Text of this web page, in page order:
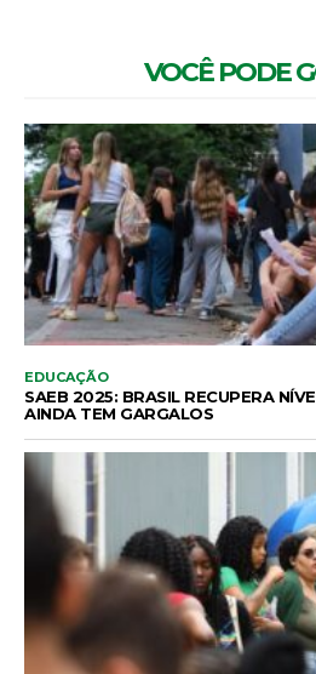
VOCÊ PODE
EDUCAÇÃO
SAEB 2025: BRASIL RECUPERA
AINDA TEM GARGALOS